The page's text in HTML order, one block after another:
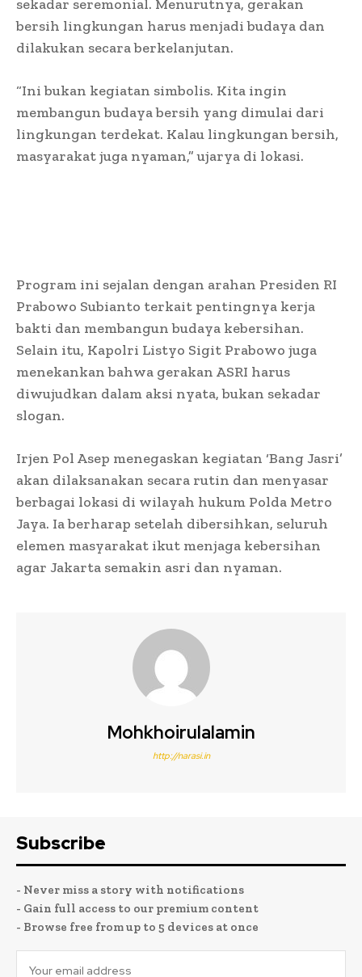
sekadar seremonial. Menurutnya, gerakan
bersih lingkungan harus menjadi budaya dan
dilakukan secara berkelanjutan.
“Ini bukan kegiatan simbolis. Kita ingin
membangun budaya bersih yang dimulai dari
lingkungan terdekat. Kalau lingkungan bersih,
masyarakat juga nyaman,” ujarya di lokasi.
Program ini sejalan dengan arahan Presiden RI
Prabowo Subianto terkait pentingnya kerja
bakti dan membangun budaya kebersihan.
Selain itu, Kapolri Listyo Sigit Prabowo juga
menekankan bahwa gerakan ASRI harus
diwujudkan dalam aksi nyata, bukan sekadar
slogan.
Irjen Pol Asep menegaskan kegiatan ‘Bang Jasri’
akan dilaksanakan secara rutin dan menyasar
berbagai lokasi di wilayah hukum Polda Metro
Jaya. Ia berharap setelah dibersihkan, seluruh
elemen masyarakat ikut menjaga kebersihan
agar Jakarta semakin asri dan nyaman.
Mohkhoirulalamin
http://narasi.in
Subscribe
- Never miss a story with notifications
- Gain full access to our premium content
- Browse free from up to 5 devices at once